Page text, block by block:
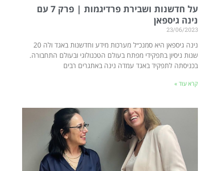
על חדשנות ושבירת פרדיגמות | פרק 7 עם
נינה גיספאן
23/06/2023
נינה גיספאן היא סמנכ״ל מערכות מידע וחדשנות באגד ולה 20
שנות ניסיון בתפקידי מפתח בעולם הטכנולוגי ובעולם התחבורה.
בכניסתה לתפקיד באגד עמדה נינה באתגרים רבים
קרא עוד »